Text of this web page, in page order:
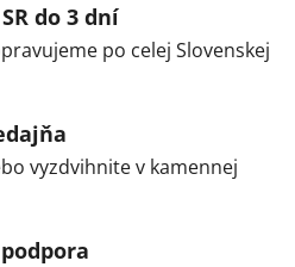
do 3 dní
po celej Slovenskej
vyzdvihnite v kamennej